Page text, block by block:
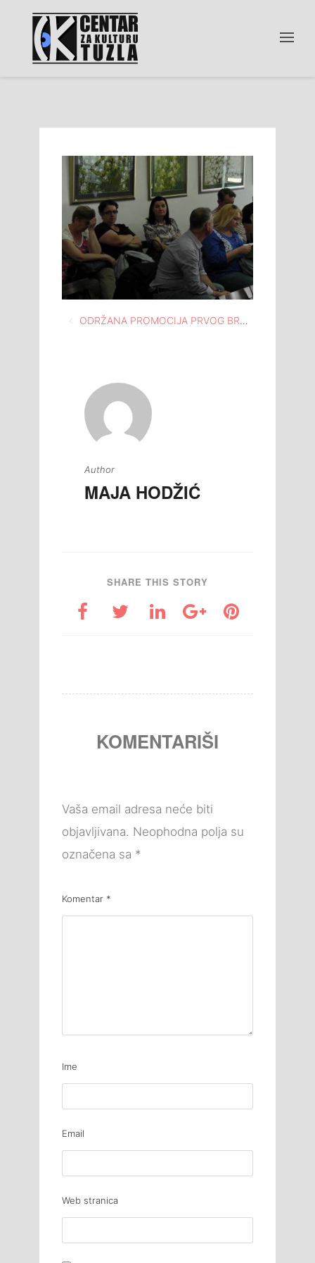
Navigacija
ODRŽANA PROMOCIJA PRVOG BROJA FANZINA “REVIZOR” U MEĐUNARODNOM ATELJEU ISMET MUJEZINOVIĆ
Author
MAJA HODŽIĆ
SHARE THIS STORY
KOMENTARIŠI
Vaša email adresa neće biti
objavljivana. Neophodna polja su
označena sa *
Komentar *
Ime
Email
Web stranica